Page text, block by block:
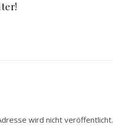
wird nicht veröffentlicht.